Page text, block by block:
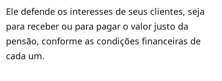
Ele defende os interesses de seus clientes, seja
para receber ou para pagar o valor justo da
pensão, conforme as condições financeiras de
cada um.